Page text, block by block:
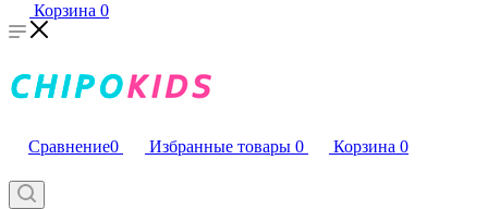
Корзина 0
Сравнение0 Избранные товары 0 Корзина 0